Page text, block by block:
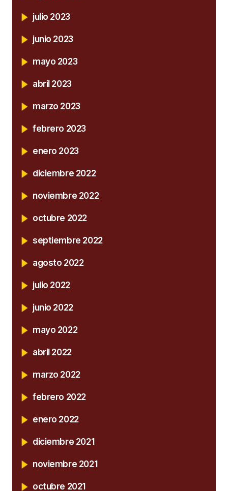
julio 2023
junio 2023
mayo 2023
abril 2023
marzo 2023
febrero 2023
enero 2023
diciembre 2022
noviembre 2022
octubre 2022
septiembre 2022
agosto 2022
julio 2022
junio 2022
mayo 2022
abril 2022
marzo 2022
febrero 2022
enero 2022
diciembre 2021
noviembre 2021
octubre 2021